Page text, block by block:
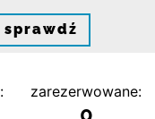
sprawdź
zarezerwowane: